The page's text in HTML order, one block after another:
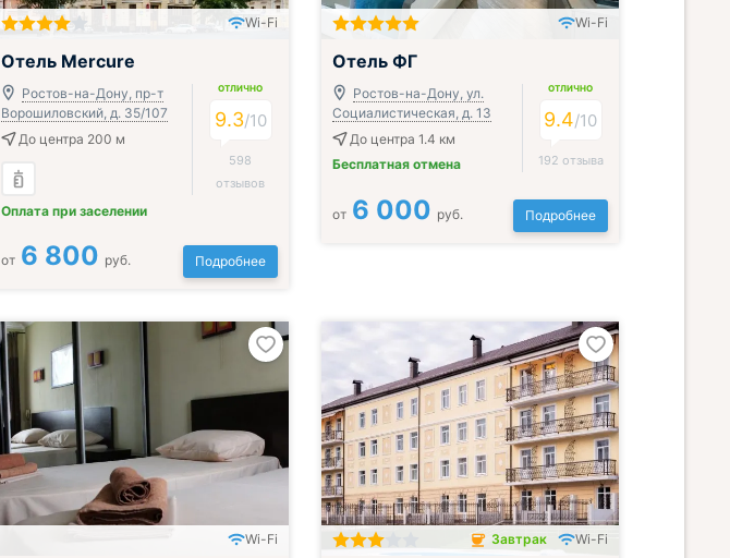
Wi-Fi
Отель Mercure
Ростов-на-Дону, пр-т
Ворошиловский, д. 35/107
До центра 200 м
Оплата при заселении
ОТЛИЧНО
9.3/10
598
отзывов
от 6 800 руб. Подробнее
Wi-Fi
Отель ФГ
Ростов-на-Дону, ул.
Социалистическая, д. 13
До центра 1.4 км
Бесплатная отмена
ОТЛИЧНО
9.4/10
192 отзыва
от 6 000 руб. Подробнее
Wi-Fi Завтрак Wi-Fi